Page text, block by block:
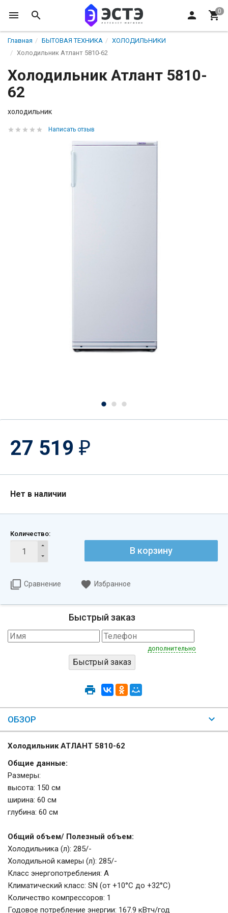
Главная БЫТОВАЯ ТЕХНИКА
ХОЛОДИЛЬНИКИ
Холодильник Атлант 5810-62
Холодильник Атлант 5810-
62
холодильник
Написать отзыв
27 519 ₽
Нет в наличии
Количество:
В корзину
Сравнение Избранное
Быстрый заказ
дополнительно
ОБЗОР
Холодильник АТЛАНТ 5810-62
Общие данные:
Размеры:
высота: 150 см
ширина: 60 см
глубина: 60 см
Общий объем/ Полезный объем:
Холодильника (л): 285/-
Холодильной камеры (л): 285/-
Класс энергопотребления: A
Климатический класс: SN (от +10°С до +32°С)
Количество компрессоров: 1
Годовое потребление энергии: 167.9 кВтч/год